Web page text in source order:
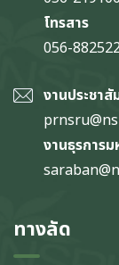
โทรสาร
056-
งานประชา
งานธุรการ
ทางลัด